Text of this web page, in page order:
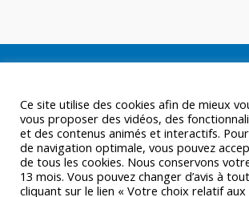
Ce site utilise des cookies afin de mieux
vous proposer des vidéos, des
et des contenus animés et interactifs.
de navigation optimale, vous pouvez
de tous les cookies. Nous conservons
13 mois. Vous pouvez changer d’avis à
cliquant sur le lien « Votre choix relatif aux